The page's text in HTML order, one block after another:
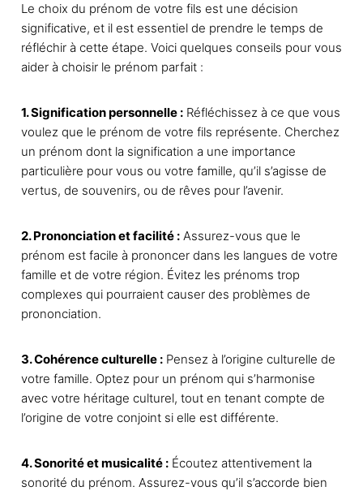
Le choix du prénom de votre fils est une décision
significative, et il est essentiel de prendre le temps de
réfléchir à cette étape. Voici quelques conseils pour vous
aider à choisir le prénom parfait :
1. Signification personnelle : Réfléchissez à ce que vous
voulez que le prénom de votre fils représente. Cherchez
un prénom dont la signification a une importance
particulière pour vous ou votre famille, qu’il s’agisse de
vertus, de souvenirs, ou de rêves pour l’avenir.
2. Prononciation et facilité : Assurez-vous que le
prénom est facile à prononcer dans les langues de votre
famille et de votre région. Évitez les prénoms trop
complexes qui pourraient causer des problèmes de
prononciation.
3. Cohérence culturelle : Pensez à l’origine culturelle de
votre famille. Optez pour un prénom qui s’harmonise
avec votre héritage culturel, tout en tenant compte de
l’origine de votre conjoint si elle est différente.
4. Sonorité et musicalité : Écoutez attentivement la
sonorité du prénom. Assurez-vous qu’il s’accorde bien